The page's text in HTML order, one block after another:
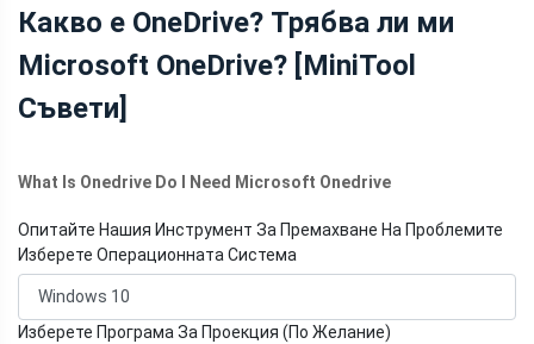
Какво е OneDrive? Трябва ли ми
Microsoft OneDrive? [MiniTool
Съвети]
What Is Onedrive Do I Need Microsoft Onedrive
Опитайте Нашия Инструмент За Премахване На Проблемите
Изберете Операционната Система
Изберете Програма За Проекция (По Желание)